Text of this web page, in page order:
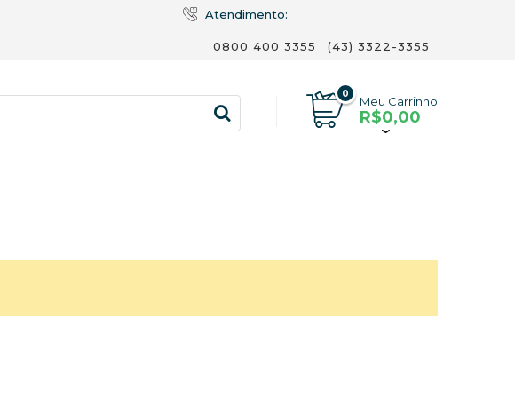
Atendimento:
0800 400 3355 (43) 3322-3355
0
Meu Carrinho
R$0,00